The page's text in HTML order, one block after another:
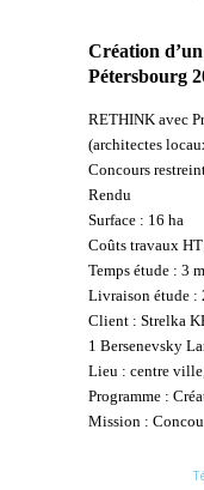
Création
Pétersbourg
RETHINK avec
(architectes
Concours
Rendu
Surface : 16 ha
Coûts travaux
Temps étude : 3
Livraison étude :
Client : Strelka
1 Bersenevsky
Lieu : centre
Programme :
Mission :